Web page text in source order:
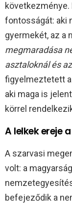
fontosságát: aki
gyermekét, az a
megmaradása
asztaloknál és
figyelmeztetett
aki maga is
körrel
A lelkek ereje
A szarvasi
volt: a
befejeződik a